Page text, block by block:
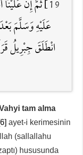
19] ثُمَّ إِنَّ
عَلَيْهِ وَسَلَّمَ
انْطَلَقَ جِبْرِيلُ
tam alma
ayet-i kerimesinin
(sallallahu
hususunda